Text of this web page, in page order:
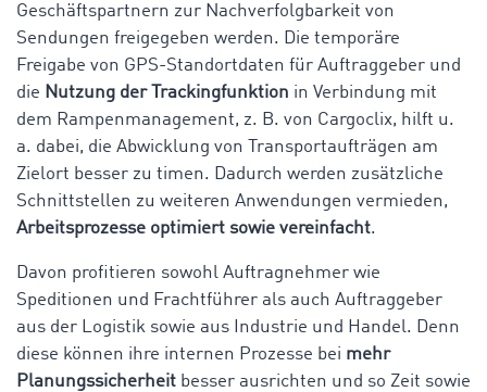
Geschäftspartnern zur Nachverfolgbarkeit von
Sendungen freigegeben werden. Die temporäre
Freigabe von GPS-Standortdaten für Auftraggeber und
die Nutzung der Trackingfunktion in Verbindung mit
dem Rampenmanagement, z. B. von Cargoclix, hilft u.
a. dabei, die Abwicklung von Transportaufträgen am
Zielort besser zu timen. Dadurch werden zusätzliche
Schnittstellen zu weiteren Anwendungen vermieden,
Arbeitsprozesse optimiert sowie vereinfacht.
Davon profitieren sowohl Auftragnehmer wie
Speditionen und Frachtführer als auch Auftraggeber
aus der Logistik sowie aus Industrie und Handel. Denn
diese können ihre internen Prozesse bei mehr
Planungssicherheit besser ausrichten und so Zeit sowie